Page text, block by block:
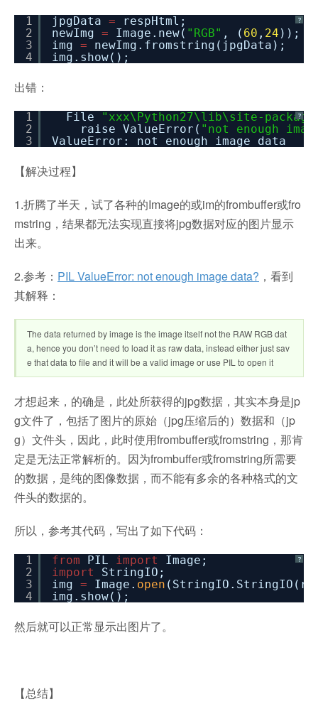
?
1
2
3
4
jpgData =
respHtml;
newImg = Image.new( "RGB" , ( 60 , 24 ));
img =
newImg.fromstring(jpgData);
img.show();
出错：
?
1
2
3
File
"xxx\Python27\lib\site-
raise ValueError( "not enough
ValueError: not enough image data
【解决过程】
1.折腾了半天，试了各种的Image的或im的frombuffer或fro
mstring，结果都无法实现直接将jpg数据对应的图片显示
出来。
2.参考： PIL ValueError: not enough image data? ，看到
其解释：
The data returned by image is the image itself not the RAW RGB dat
a, hence you don’t need to load it as raw data, instead either just sav
e that data to file and it will be a valid image or use PIL to open it
才想起来，的确是，此处所获得的jpg数据，其实本身是jp
g文件了，包括了图片的原始（jpg压缩后的）数据和（jp
g）文件头，因此，此时使用frombuffer或fromstring，那肯
定是无法正常解析的。因为frombuffer或fromstring所需要
的数据，是纯的图像数据，而不能有多余的各种格式的文
件头的数据的。
所以，参考其代码，写出了如下代码：
?
1
2
3
4
from PIL import
Image;
import
StringIO;
img = Image. open
img.show();
然后就可以正常显示出图片了。
【总结】